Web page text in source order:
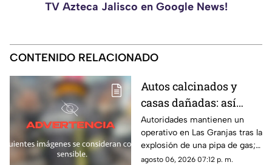
TV Azteca Jalisco en Google News!
CONTENIDO RELACIONADO
Autos calcinados y
casas dañadas: así
quedó la zona tras la
explosión de una pipa
de gas en Cuernavaca;
Autoridades mantienen un
operativo en Las Granjas tras la
explosión de una pipa de gas;
hay 21 personas lesionadas y
agosto 06, 2026 07:12 p. m.